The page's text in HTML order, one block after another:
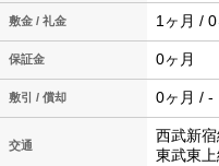
敷金 / 礼金 1ヶ月 / 0
保証金 0ヶ月
敷引 / 償却 0ヶ月 / -
交通
西武新
東武東